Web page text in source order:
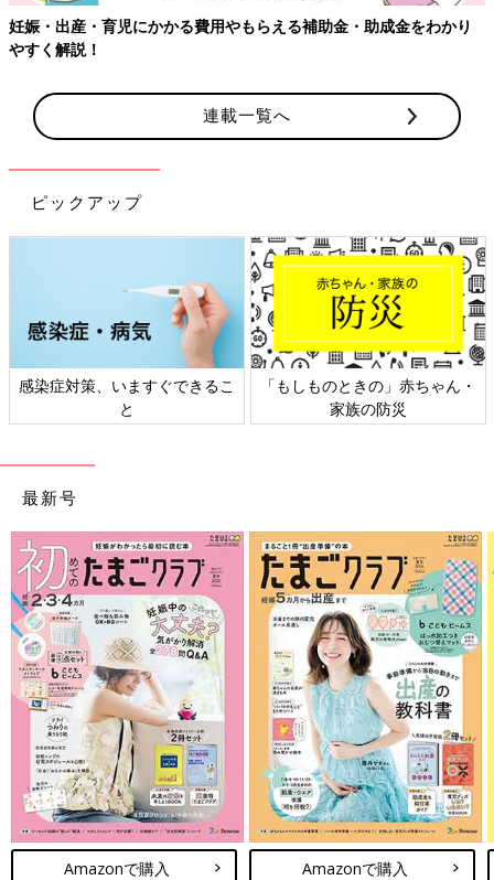
妊娠・出産・育児にかかる費用やもらえる補助金・助成金をわかり
やすく解説！
連載一覧へ
ピックアップ
感染症対策、いますぐできるこ
と
「もしものときの」赤ちゃん・
家族の防災
最新号
Amazonで購入 Amazonで購入